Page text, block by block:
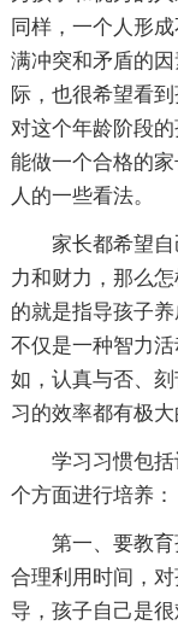
同样，一个人形
满冲突和矛盾的
际，也很希望看
对这个年龄阶段
能做一个合格的
人的一些看法。
家长都希望自
力和财力，那么
的就是指导孩子
不仅是一种智力
如，认真与否、
习的效率都有极大
学习习惯包括
个方面进行培养：
第一、要教育孩
合理利用时间，
导，孩子自己是